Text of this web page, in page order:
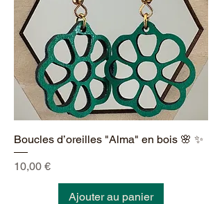
Boucles d’oreilles "Alma" en bois 🌸 ✨
Prix
10,00 €
Ajouter au panier